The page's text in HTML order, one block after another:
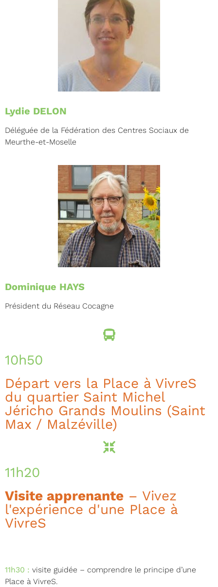
Lydie DELON
Déléguée de la Fédération des Centres Sociaux de
Meurthe-et-Moselle
Dominique HAYS
Président du Réseau Cocagne
10h50
Départ vers la Place à VivreS
du quartier Saint Michel
Jéricho Grands Moulins (Saint
Max / Malzéville)
11h20
Visite apprenante – Vivez
l'expérience d'une Place à
VivreS
11h30 : visite guidée – comprendre le principe d’une
Place à VivreS.